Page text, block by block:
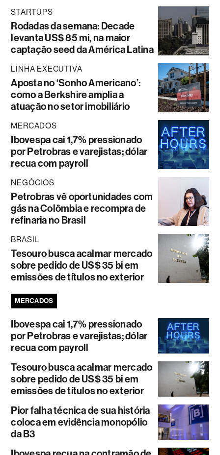
STARTUPS
Rodadas da semana: Decade
levanta US$ 85 mi, na maior
captação seed da América Latina
LINHA EXECUTIVA
Aposta no ‘Sonho Americano’:
como a Berkshire amplia a
atuação no setor imobiliário
MERCADOS
Ibovespa cai 1,7% pressionado
por Petrobras e varejistas; dólar
recua com payroll
NEGÓCIOS
Petrobras vê oportunidades com
gás na Colômbia e recompra de
refinaria no Brasil
BRASIL
Tesouro busca acalmar mercado
sobre pedido de US$ 35 bi em
emissões de títulos no exterior
MERCADOS
Ibovespa cai 1,7% pressionado
por Petrobras e varejistas; dólar
recua com payroll
Tesouro busca acalmar mercado
sobre pedido de US$ 35 bi em
emissões de títulos no exterior
Pior falha técnica de sua história
coloca em evidência monopólio
da B3